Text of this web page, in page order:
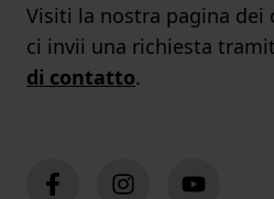
Visiti la nostra pagina dei
ci invii una richiesta
di contatto.